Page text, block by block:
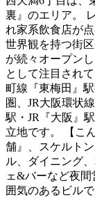
裏』のエリア。
れ家系飲食店が
世界観を持つ街
が続々オープン
として注目され
町線『東梅田』
圏、JR大阪環状
駅・JR『大阪』
立地です。 【こ
舗』、スケルト
ル、ダイニング
ェ&バーなど夜
囲気のあるビル